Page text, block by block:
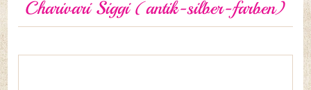
Charivari Siggi (antik-silber-farben)